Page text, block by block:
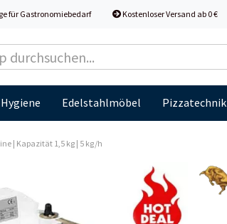
für Gastronomiebedarf Kostenloser Versand ab 0 €
Edelstahlmöbel Pizzatechnik
| Kapazität 1,5 kg | 5 kg/h